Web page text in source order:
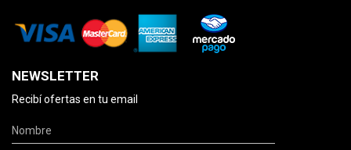
NEWSLETTER
Recibí ofertas en tu email